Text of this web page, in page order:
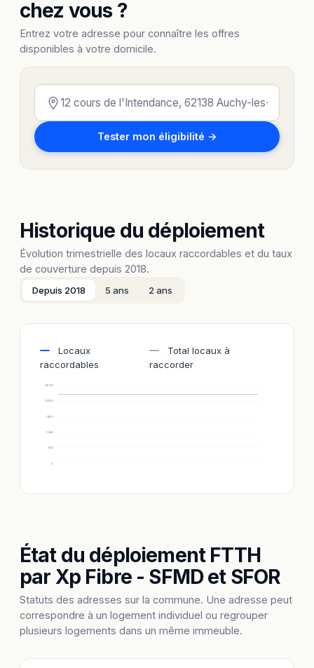
chez vous ?
Entrez votre adresse pour connaître les offres
disponibles à votre domicile.
Tester mon éligibilité →
Historique du déploiement
Évolution trimestrielle des locaux raccordables et du taux
de couverture depuis 2018.
Depuis 2018 5 ans 2 ans
Locaux
raccordables
Total locaux à
raccorder
0
520
1 040
1 560
2 080
2 600
État du déploiement FTTH
par Xp Fibre - SFMD et SFOR
Statuts des adresses sur la commune. Une adresse peut
correspondre à un logement individuel ou regrouper
plusieurs logements dans un même immeuble.